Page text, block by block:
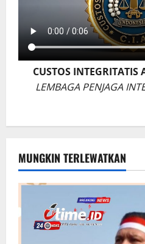
CUSTOS INTEGRITATIS
LEMBAGA PENJAGA
MUNGKIN TERLEWATKAN